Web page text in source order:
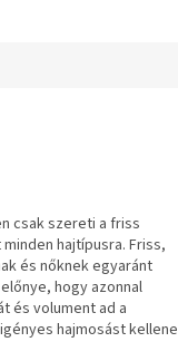
csak szereti a friss
hajtípusra. Friss,
és nőknek egyaránt
hogy azonnal
és volument ad a
hajmosást kellene